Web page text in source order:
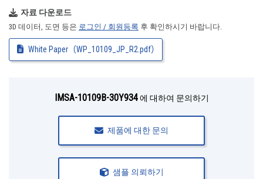
자료 다운로드
3D 데이터, 도면 등은 로그인 / 회원등록 후 확인하시기 바랍니다.
White Paper（WP_10109_JP_R2.pdf）
IMSA-10109B-30Y934에 대하여 문의하기
제품에 대한 문의
샘플 의뢰하기